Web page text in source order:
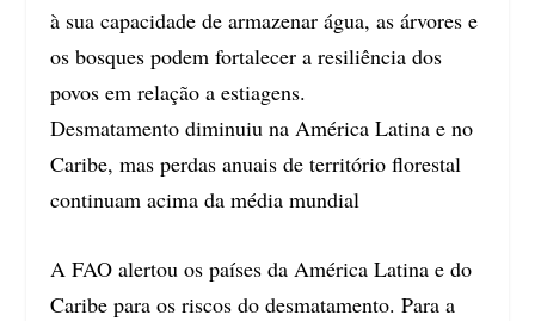
à sua capacidade de armazenar água, as árvores e
os bosques podem fortalecer a resiliência dos
povos em relação a estiagens.
Desmatamento diminuiu na América Latina e no
Caribe, mas perdas anuais de território florestal
continuam acima da média mundial
A FAO alertou os países da América Latina e do
Caribe para os riscos do desmatamento. Para a